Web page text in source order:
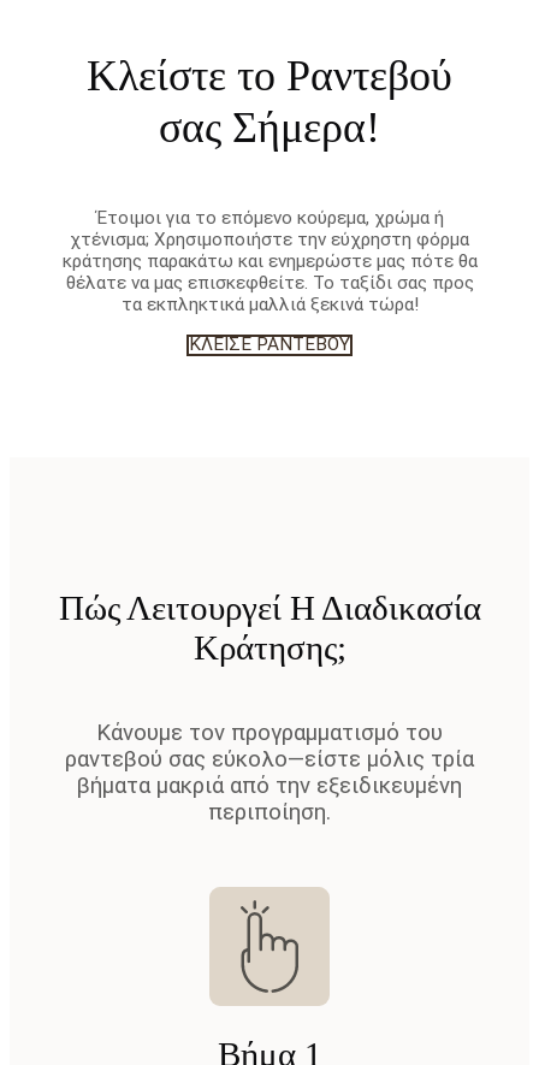
Κλείστε το Ραντεβού
σας Σήμερα!
Έτοιμοι για το επόμενο κούρεμα, χρώμα ή
χτένισμα; Χρησιμοποιήστε την εύχρηστη φόρμα
κράτησης παρακάτω και ενημερώστε μας πότε θα
θέλατε να μας επισκεφθείτε. Το ταξίδι σας προς
τα εκπληκτικά μαλλιά ξεκινά τώρα!
ΚΛΕΊΣΕ ΡΑΝΤΕΒΟΎ
Πώς Λειτουργεί Η Διαδικασία
Κράτησης;
Κάνουμε τον προγραμματισμό του
ραντεβού σας εύκολο—είστε μόλις τρία
βήματα μακριά από την εξειδικευμένη
περιποίηση.
Βήμα 1